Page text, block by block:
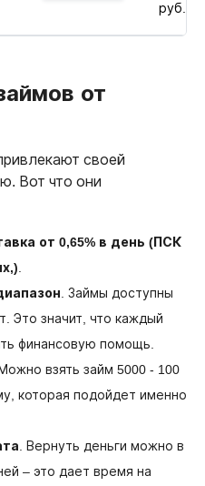
руб.
от
своей
Вот что они
от 0,65% в день (ПСК
. Займы доступны
Это значит, что каждый
финансовую помощь.
Можно взять займ 5000 - 100
которая подойдет именно
. Вернуть деньги можно в
– это дает время на